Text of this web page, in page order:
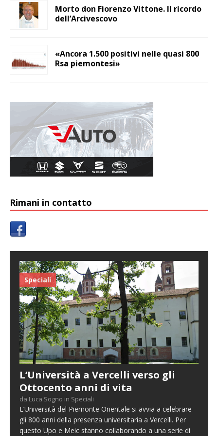
Morto don Fiorenzo Vittone. Il ricordo
dell’Arcivescovo
«Ancora 1.500 positivi nelle quasi 800
Rsa piemontesi»
Rimani in contatto
Speciali
L’Università a Vercelli verso gli
Ottocento anni di vita
da Luca Sogno in Speciali
L’Università del Piemonte Orientale si avvia a celebrare
gli 800 anni della presenza universitaria a Vercelli. Per
questo Upo e Meic stanno collaborando a una serie di